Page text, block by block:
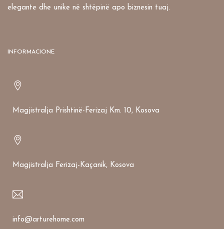
elegante dhe unike në shtëpinë apo biznesin tuaj.
INFORMACIONE
Magjistralja Prishtinë-Ferizaj Km. 10, Kosova
Magjistralja Ferizaj-Kaçanik, Kosova
info@arturehome.com